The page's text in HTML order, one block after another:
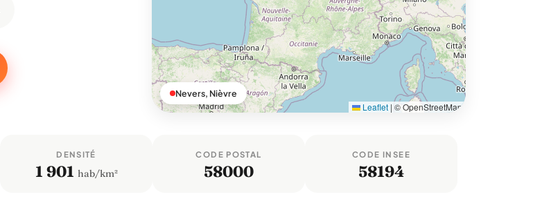
Leaflet | © OpenStreetMap
Nevers, Nièvre
DENSITÉ
1 901 hab/km²
CODE POSTAL
58000
CODE INSEE
58194